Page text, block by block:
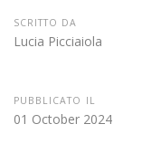
SCRITTO DA
Lucia Picciaiola
PUBBLICATO IL
01 October 2024